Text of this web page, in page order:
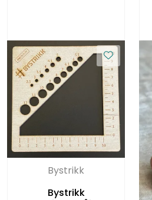
Bystrikk
Bystrikk